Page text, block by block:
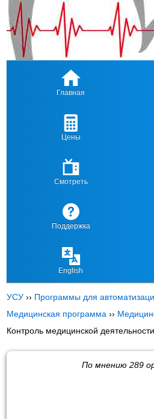
Главная
Цены
Смотреть
Поддержка
English
УСУ ›› Программы для
Медицинская программа ››
Контроль медицинской деятельности
По мнению 289